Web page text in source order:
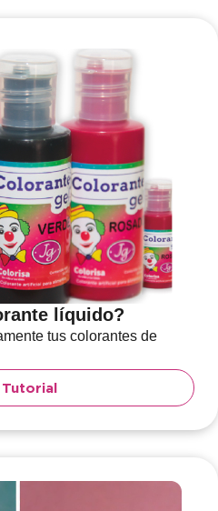
líquido?
tus colorantes de